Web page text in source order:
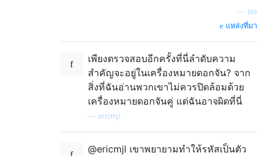
        group=CCMP
psk="A very long and secret
        priority=1
les
แหล่งที่มา
เพียงตรวจสอบอีกครั้งที่นี่ลำดับความ
สำคัญจะอยู่ในเครื่องหมายดอกจัน? จาก
สิ่งที่ฉันอ่านพวกเขาไม่ควรปิดล้อมด้วย
เครื่องหมายดอกจันคู่ แต่ฉันอาจผิดที่นี่
ericmjl
@ericmjl เขาพยายามทำให้รหัสเป็นตัว